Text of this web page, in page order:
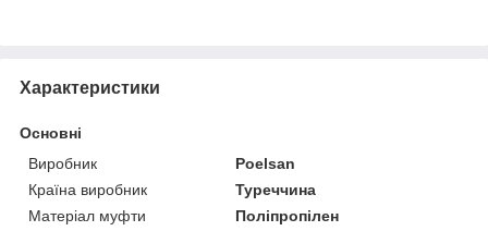
Характеристики
Основні
Виробник
Poelsan
Країна виробник
Туреччина
Матеріал муфти
Поліпропілен